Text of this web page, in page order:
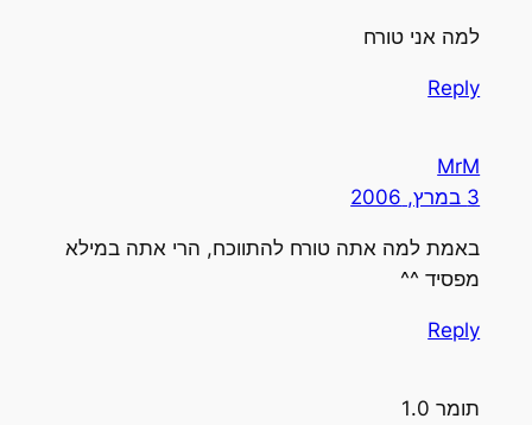
למה אני טורח
Reply
MrM
3 במרץ, 2006
באמת למה אתה טורח להתווכח, הרי אתה במילא
מפסיד ^^
Reply
תומר 1.0